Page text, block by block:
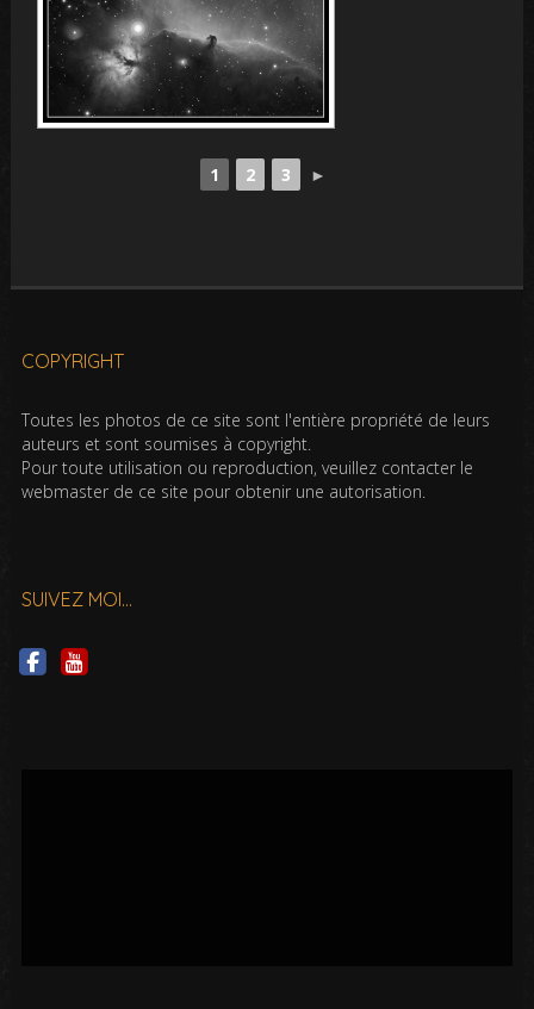
1 2 3 ►
COPYRIGHT
Toutes les photos de ce site sont l'entière propriété de leurs
auteurs et sont soumises à copyright.
Pour toute utilisation ou reproduction, veuillez contacter le
webmaster de ce site pour obtenir une autorisation.
SUIVEZ MOI…